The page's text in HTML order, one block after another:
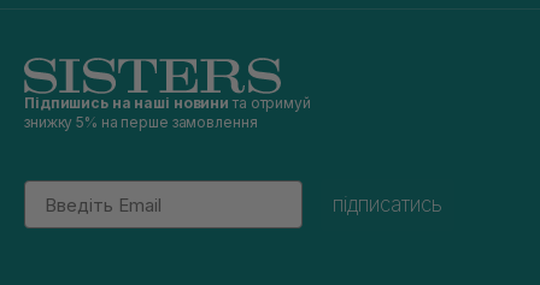
Підпишись на наші новини та отримуй
знижку 5% на перше замовлення
Email
підписатись